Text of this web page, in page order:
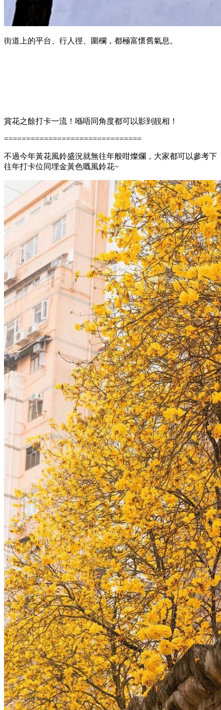
街道上的平台、行人徑、圍欄，都極富懷舊氣息。
賞花之餘打卡一流！喺唔同角度都可以影到靚相！
===============================
不過今年黃花風鈴盛況就無往年般咁燦爛，大家都可以參考下
往年打卡位同埋金黃色嘅風鈴花~